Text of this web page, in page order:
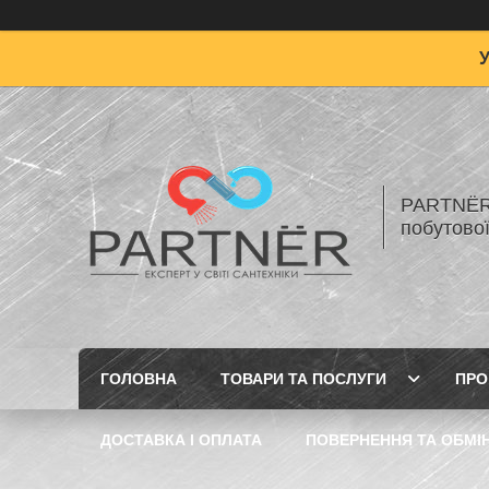
ГОЛОВНА ТОВАРИ ТА ПОСЛУГИ
ДОСТАВКА І ОПЛАТА ПОВЕРНЕННЯ ТА